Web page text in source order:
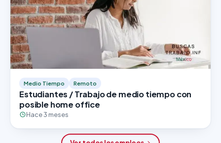
Medio Tiempo Remoto
Estudiantes / Trabajo de medio tiempo con
posible home office
Hace 3 meses